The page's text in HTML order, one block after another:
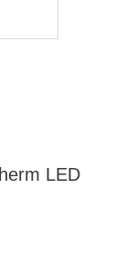
LED